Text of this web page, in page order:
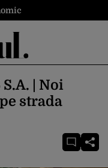
| Noi
strada